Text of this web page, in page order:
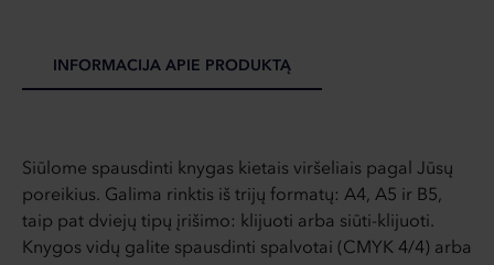
INFORMACIJA APIE PRODUKTĄ
Siūlome spausdinti knygas kietais viršeliais pagal Jūsų
poreikius. Galima rinktis iš trijų formatų: A4, A5 ir B5,
taip pat dviejų tipų įrišimo: klijuoti arba siūti-klijuoti.
Knygos vidų galite spausdinti spalvotai (CMYK 4/4) arba